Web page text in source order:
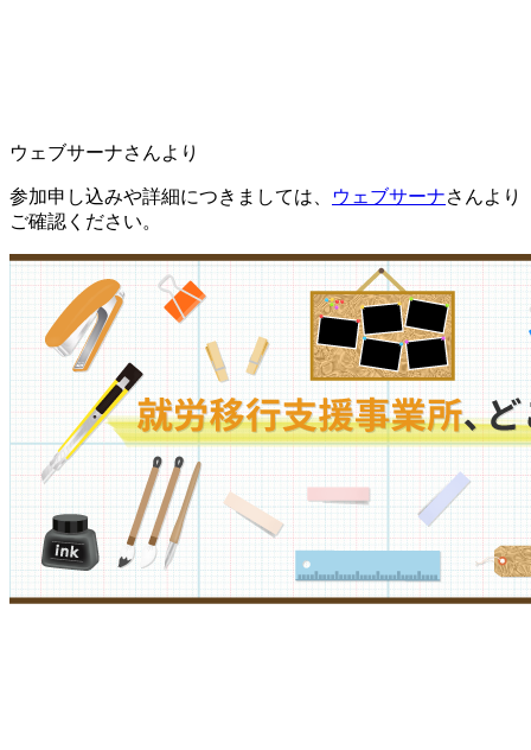
ウェブサーナさんより
参加申し込みや詳細につきましては、 ウェブサーナさんより
ご確認ください。